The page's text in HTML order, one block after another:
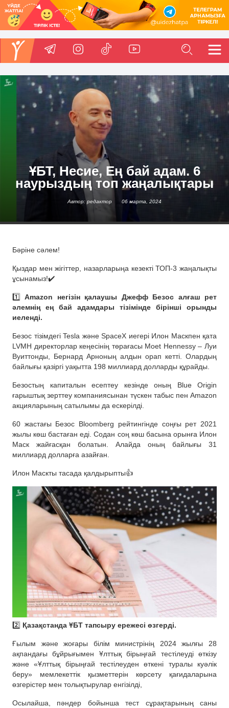
ҰБТ, Несие, Ең бай адам. 6
наурыздың топ жаңалықтары
Автор: редактор 06 марта, 2024
Бәріне сәлем!
Қыздар мен жігіттер, назарларыңа кезекті ТОП-3 жаңалықты
ұсынамыз!✔️
1️⃣Amazon негізін қалаушы Джефф Безос алғаш рет
әлемнің ең бай адамдары тізімінде бірінші орынды
иеленді.
Безос тізімдегі Tesla және SpaceX иегері Илон Маскпен қата
LVMH директорлар кеңесінің төрағасы Moet Hennessy – Луи
Вуиттонды, Бернард Арноның алдын орап кетті. Олардың
байлығы қазіргі уақытта 198 миллиард долларды құрайды.
Безостың капиталын есептеу кезінде оның Blue Origin
ғарыштық зерттеу компаниясынан түскен табыс пен Amazon
акцияларының сатылымы да ескерілді.
60 жастағы Безос Bloomberg рейтингінде соңғы рет 2021
жылы көш бастаған еді. Содан соң көш басына орынға Илон
Маск жайғасқан болатын. Алайда оның байлығы 31
миллиард долларға азайған.
Илон Маскты тасада қалдырыпты👍
2️⃣ Қазақстанда ҰБТ тапсыру ережесі өзгерді.
Ғылым және жоғары білім министрінің 2024 жылғы 28
ақпандағы бұйрығымен Ұлттық бірыңғай тестілеуді өткізу
және «Ұлттық бірыңғай тестілеуден өткені туралы куәлік
беру» мемлекеттік қызметтерін көрсету қағидаларына
өзгерістер мен толықтырулар енгізілді,
Осылайша, пәндер бойынша тест сұрақтарының саны